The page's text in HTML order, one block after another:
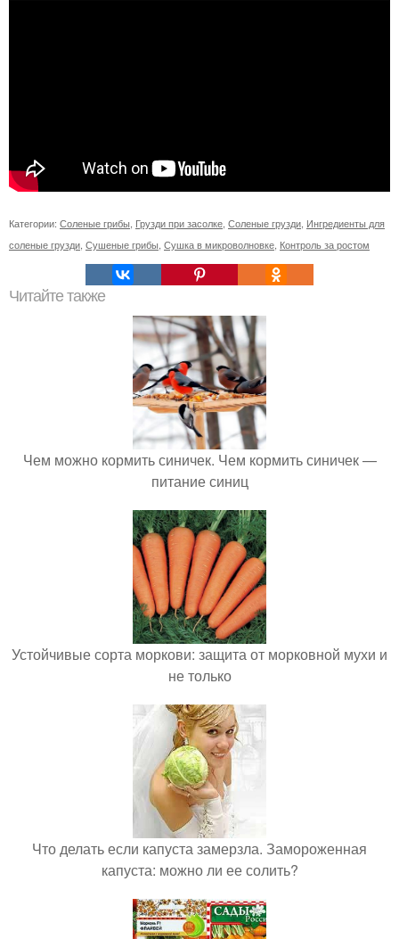
Категории: Соленые грибы, Грузди при засолке, Соленые грузди, Ингредиенты для
соленые грузди, Сушеные грибы, Сушка в микроволновке, Контроль за ростом
Читайте также
Чем можно кормить синичек. Чем кормить синичек —
питание синиц
Устойчивые сорта моркови: защита от морковной мухи и
не только
Что делать если капуста замерзла. Замороженная
капуста: можно ли ее солить?